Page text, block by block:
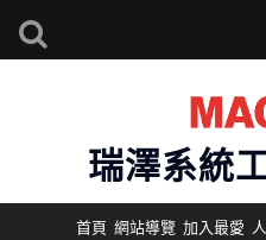
瑞澤系統
首頁 網站導覽 加入最愛